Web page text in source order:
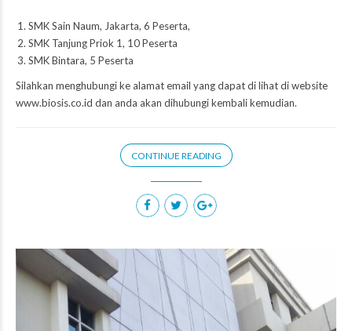
SMK Sain Naum, Jakarta, 6 Peserta,
SMK Tanjung Priok 1, 10 Peserta
SMK Bintara, 5 Peserta
Silahkan menghubungi ke alamat email yang dapat di lihat di website
www.biosis.co.id dan anda akan dihubungi kembali kemudian.
CONTINUE READING